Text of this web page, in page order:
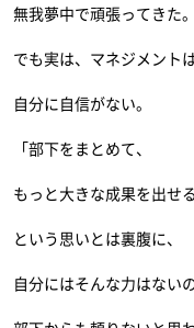
無我夢中で頑張ってきた。
でも実は、マネジメント
自分に自信がない。
「部下をまとめて、
もっと大きな成果を出せ
という思いとは裏腹に、
自分にはそんな力はない